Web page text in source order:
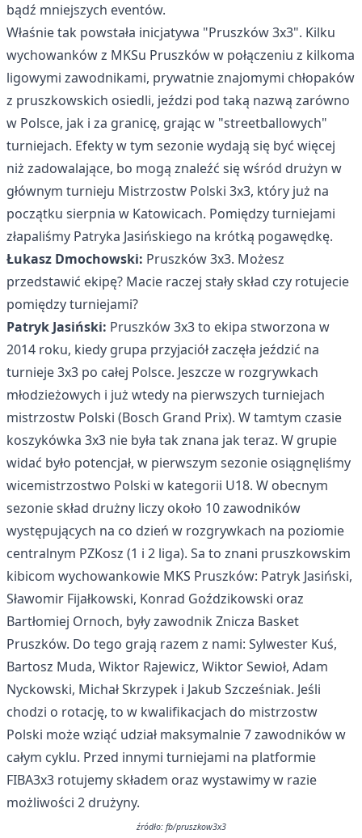
bądź mniejszych eventów.
Właśnie tak powstała inicjatywa "Pruszków 3x3". Kilku
wychowanków z MKSu Pruszków w połączeniu z kilkoma
ligowymi zawodnikami, prywatnie znajomymi chłopaków
z pruszkowskich osiedli, jeździ pod taką nazwą zarówno
w Polsce, jak i za granicę, grając w "streetballowych"
turniejach. Efekty w tym sezonie wydają się być więcej
niż zadowalające, bo mogą znaleźć się wśród drużyn w
głównym turnieju Mistrzostw Polski 3x3, który już na
początku sierpnia w Katowicach. Pomiędzy turniejami
złapaliśmy Patryka Jasińskiego na krótką pogawędkę.
Łukasz Dmochowski: Pruszków 3x3. Możesz
przedstawić ekipę? Macie raczej stały skład czy rotujecie
pomiędzy turniejami?
Patryk Jasiński: Pruszków 3x3 to ekipa stworzona w
2014 roku, kiedy grupa przyjaciół zaczęła jeździć na
turnieje 3x3 po całej Polsce. Jeszcze w rozgrywkach
młodzieżowych i już wtedy na pierwszych turniejach
mistrzostw Polski (Bosch Grand Prix). W tamtym czasie
koszykówka 3x3 nie była tak znana jak teraz. W grupie
widać było potencjał, w pierwszym sezonie osiągnęliśmy
wicemistrzostwo Polski w kategorii U18. W obecnym
sezonie skład drużny liczy około 10 zawodników
występujących na co dzień w rozgrywkach na poziomie
centralnym PZKosz (1 i 2 liga). Sa to znani pruszkowskim
kibicom wychowankowie MKS Pruszków: Patryk Jasiński,
Sławomir Fijałkowski, Konrad Goździkowski oraz
Bartłomiej Ornoch, były zawodnik Znicza Basket
Pruszków. Do tego grają razem z nami: Sylwester Kuś,
Bartosz Muda, Wiktor Rajewicz, Wiktor Sewioł, Adam
Nyckowski, Michał Skrzypek i Jakub Szcześniak. Jeśli
chodzi o rotację, to w kwalifikacjach do mistrzostw
Polski może wziąć udział maksymalnie 7 zawodników w
całym cyklu. Przed innymi turniejami na platformie
FIBA3x3 rotujemy składem oraz wystawimy w razie
możliwości 2 drużyny.
źródło: fb/pruszkow3x3